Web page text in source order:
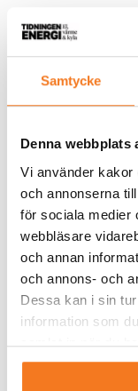
Samtycke
Denna webbplats
Vi använder
och annonserna
för sociala medier
webbläsare
och annan
och annons- och
Dessa kan i sin
information som
samlat in när du
– Det är bra att
beslutet ligger
åtgärder på kort
ett riskavlyft till
Men kan vi vara
fördubblad
Holmberg.
– Det är klart att
exakt. Men det vi
energi för att
självändamål
omställning, sa